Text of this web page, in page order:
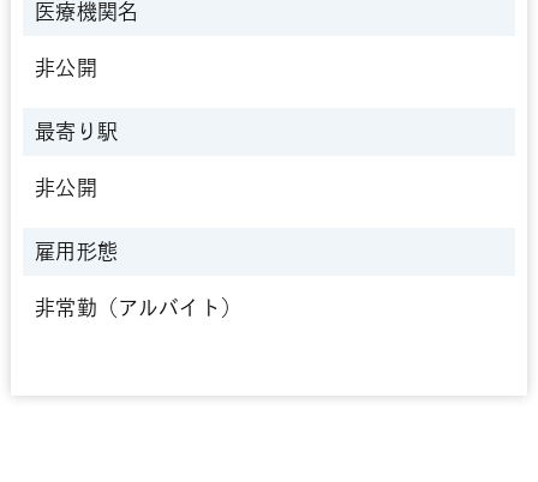
医療機関名
非公開
最寄り駅
非公開
雇用形態
非常勤（アルバイト）